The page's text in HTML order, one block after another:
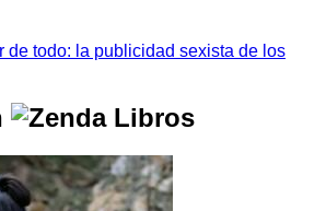
de todo: la publicidad sexista de los